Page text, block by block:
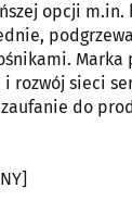
opcji m.in.
Marka
i rozwój sieci
do